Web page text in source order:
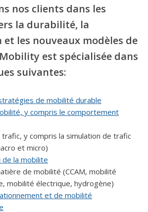
nos clients dans les
la durabilité, la
les nouveaux modèles de
est spécialisée dans
suivantes:
de mobilité durable
y compris le comportement
y compris la simulation de trafic
et micro)
la mobilite
de mobilité (CCAM, mobilité
mobilité électrique, hydrogène)
et de mobilité